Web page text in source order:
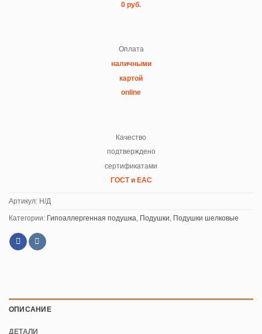
0 руб.
Оплата
наличными
картой
online
Качество
подтверждено
сертификатами
ГОСТ и ЕАС
Артикул: Н/Д
Категории: Гипоаллергенная подушка Подушки Подушки шелковые
ОПИСАНИЕ
ДЕТАЛИ